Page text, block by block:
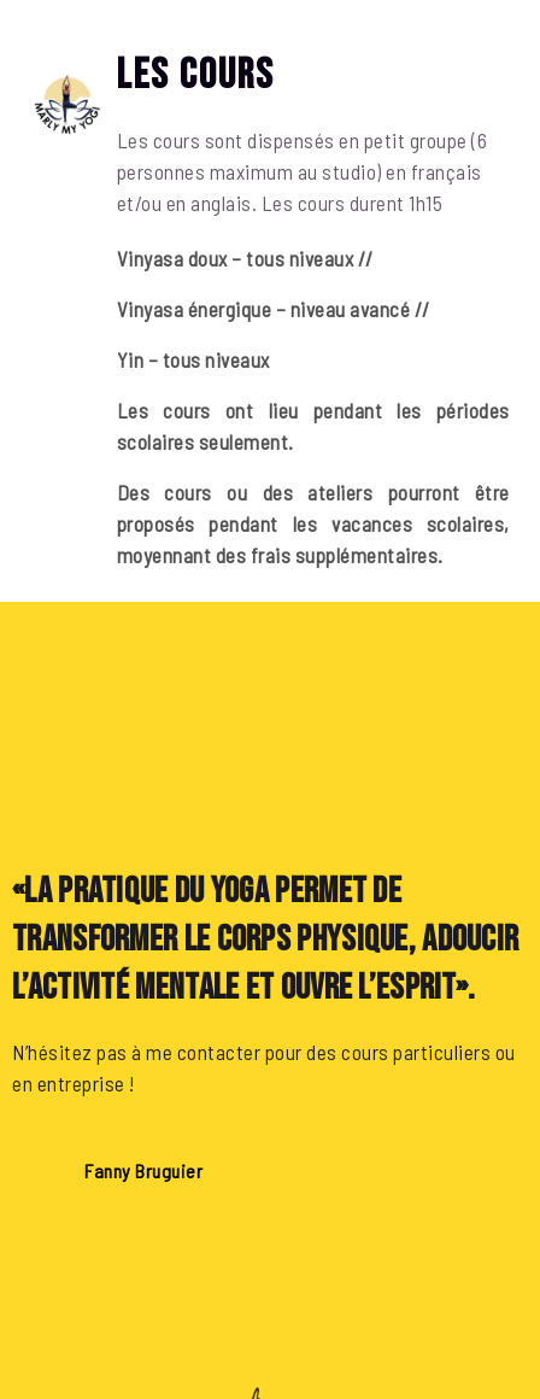
Les cours
Les cours sont dispensés en petit groupe (6
personnes maximum au studio) en français
et/ou en anglais. Les cours durent 1h15
Vinyasa doux – tous niveaux //
Vinyasa énergique – niveau avancé //
Yin – tous niveaux
Les cours ont lieu pendant les périodes
scolaires seulement.
Des cours ou des ateliers pourront être
proposés pendant les vacances scolaires,
moyennant des frais supplémentaires.
«La pratique du yoga permet de
transformer le corps physique, adoucir
l’activité mentale et ouvre l’esprit».
N’hésitez pas à me contacter pour des cours particuliers ou
en entreprise !
Fanny Bruguier